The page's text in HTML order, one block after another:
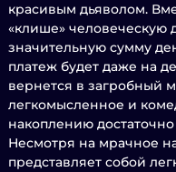
красивым дьяволом.
«клише» человеческую
значительную сумму
платеж будет даже на
вернется в загробный
легкомысленное и
накоплению
Несмотря на мрачное
представляет собой